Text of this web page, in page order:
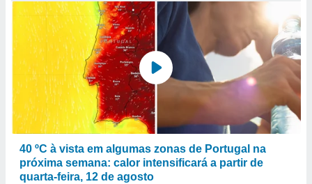
40 ºC à vista em algumas zonas de Portugal na
próxima semana: calor intensificará a partir de
quarta-feira, 12 de agosto